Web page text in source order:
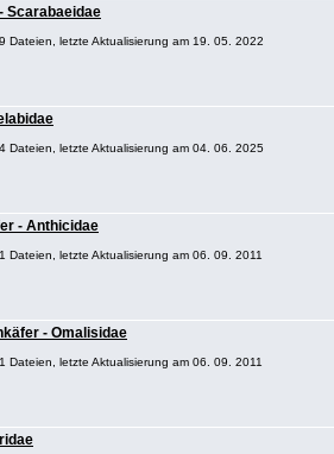
Scarabaeidae
9 Dateien, letzte Aktualisierung am 19. 05. 2022
4 Dateien, letzte Aktualisierung am 04. 06. 2025
- Anthicidae
1 Dateien, letzte Aktualisierung am 06. 09. 2011
- Omalisidae
1 Dateien, letzte Aktualisierung am 06. 09. 2011